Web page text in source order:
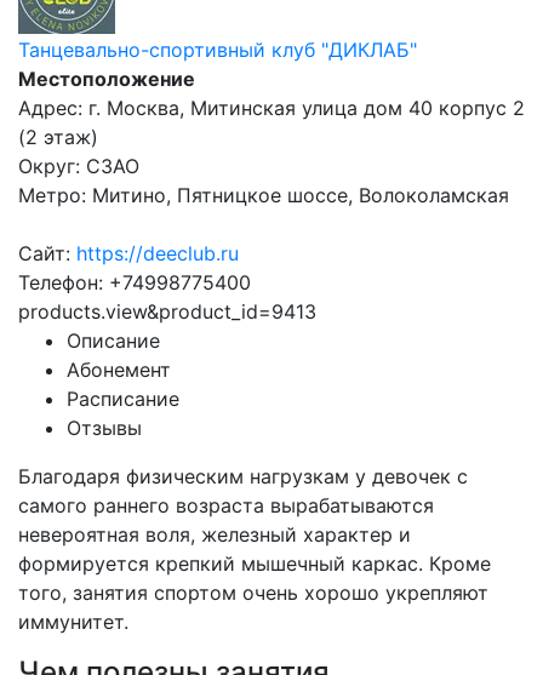
Танцевально-спортивный клуб "ДИКЛАБ"
Местоположение
Адрес: г. Москва, Митинская улица дом 40 корпус 2
(2 этаж)
Округ: СЗАО
Метро: Митино, Пятницкое шоссе, Волоколамская
Сайт: https://deeclub.ru
Телефон: +74998775400
products.view&product_id=9413
Описание
Абонемент
Расписание
Отзывы
Благодаря физическим нагрузкам у девочек с
самого раннего возраста вырабатываются
невероятная воля, железный характер и
формируется крепкий мышечный каркас. Кроме
того, занятия спортом очень хорошо укрепляют
иммунитет.